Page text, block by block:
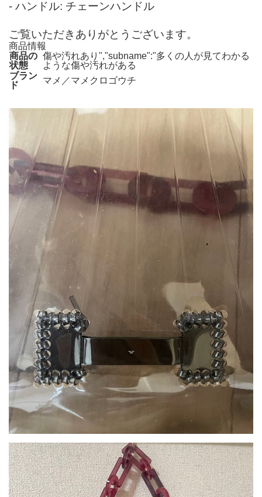
- ハンドル: チェーンハンドル
ご覧いただきありがとうございます。
商品情報
商品の
状態
傷や汚れあり","subname":"多くの人が見てわかる
ような傷や汚れがある
ブラン
ド
マメ／マメクロゴウチ